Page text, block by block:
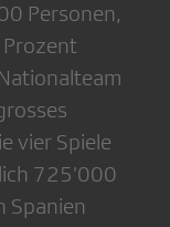
Personen,
vier Spiele
725’000
Spanien